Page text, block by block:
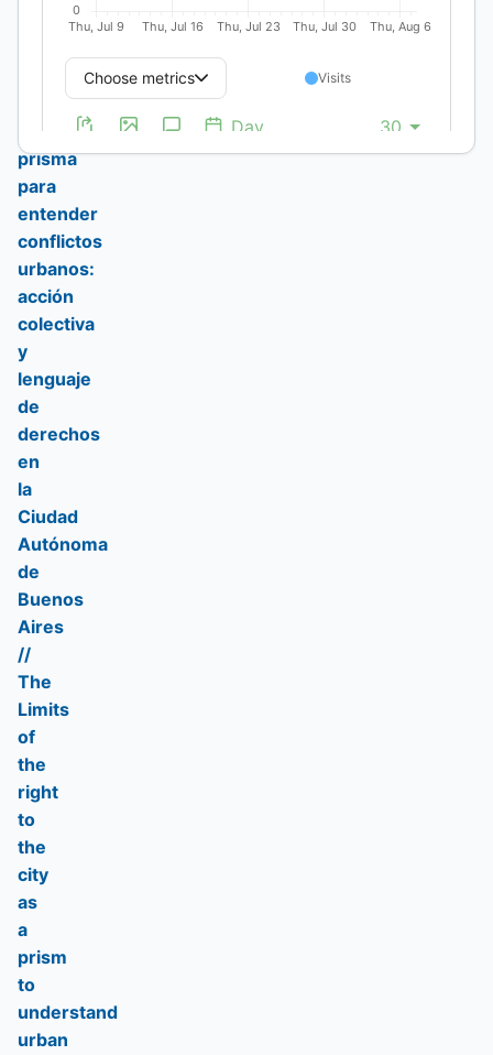
derecho
ciudad
como
prisma
para
entender
conflictos
urbanos:
acción
colectiva
y
lenguaje
de
derechos
en
la
Ciudad
Autónoma
de
Buenos
Aires
//
The
Limits
of
the
right
to
the
city
as
a
prism
to
understand
urban